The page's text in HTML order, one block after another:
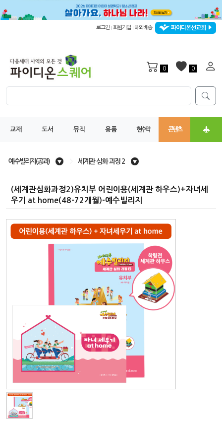
로그인 회원가입 해외배송 파이디온선교회
0 0
교재 도서 뮤직 용품 현수막 콘텐츠
예수빌리지(공과) 세계관 심화 과정 2
(세계관심화과정2)유치부 어린이용(세계관 하우스)+자녀세
우기 at home(48-72개월)-예수빌리지